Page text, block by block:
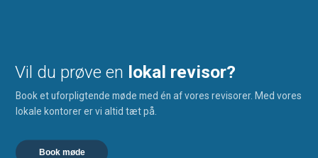
Vil du prøve en lokal revisor?
Book et uforpligtende møde med én af vores revisorer. Med vores
lokale kontorer er vi altid tæt på.
Book møde